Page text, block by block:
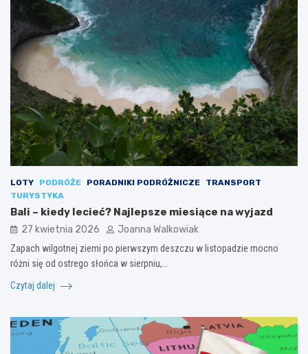
LOTY PODRÓŻE PORADNIKI PODRÓŻNICZE
TRANSPORT
TURYSTYKA
Bali – kiedy lecieć? Najlepsze miesiące na wyjazd
27 kwietnia 2026 Joanna Walkowiak
Zapach wilgotnej ziemi po pierwszym deszczu w listopadzie mocno
różni się od ostrego słońca w sierpniu,…
Czytaj dalej